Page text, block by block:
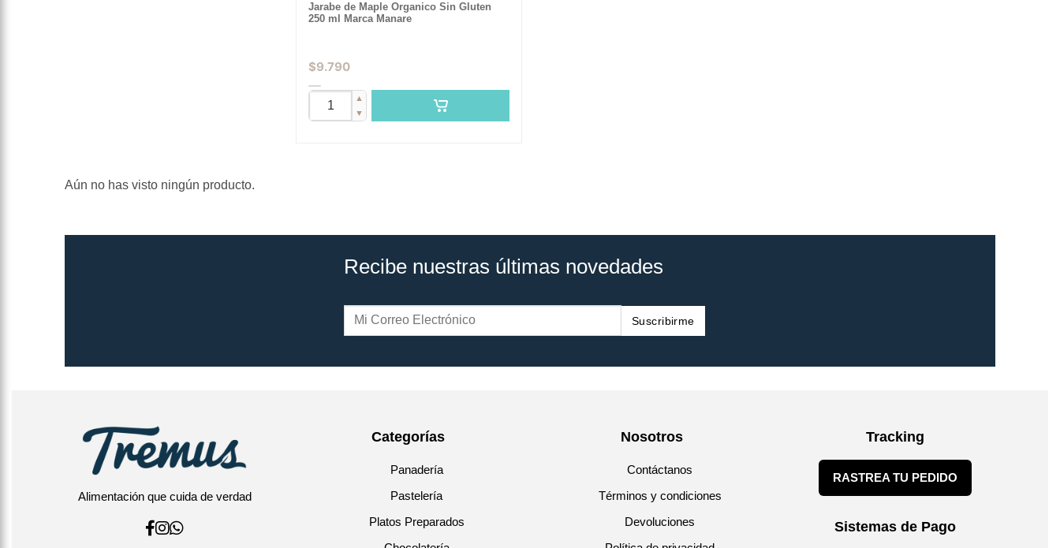
Jarabe de Maple Organico Sin Gluten
250 ml Marca Manare
$9.790
▲
▼
Aún no has visto ningún producto.
Recibe nuestras últimas novedades
Suscribirme
Alimentación que cuida de verdad
Categorías
Panadería
Pastelería
Platos Preparados
Nosotros
Contáctanos
Términos y condiciones
Devoluciones
Tracking
RASTREA TU PEDIDO
Sistemas de Pago